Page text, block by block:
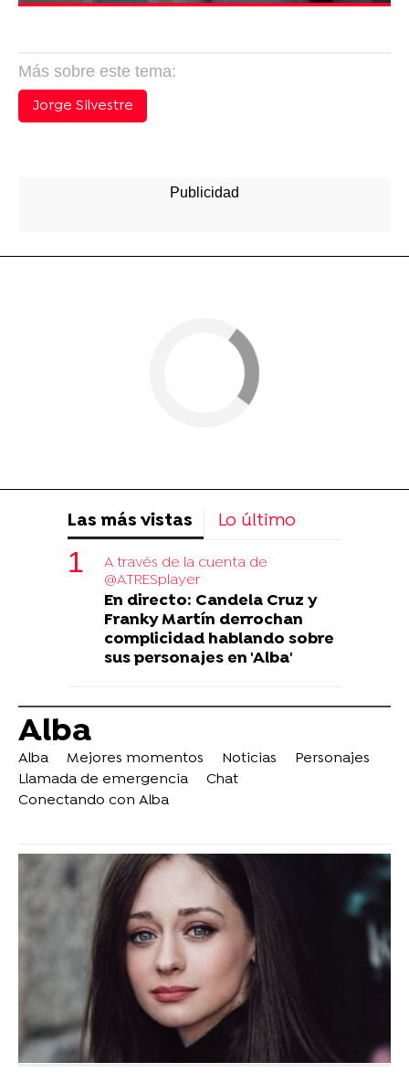
Más sobre este tema:
Jorge Silvestre
Las más vistas Lo último
A través de la cuenta de
@ATRESplayer
En directo: Candela Cruz y
Franky Martín derrochan
complicidad hablando sobre
sus personajes en 'Alba'
Alba
Alba Mejores momentos Noticias
Personajes
Llamada de emergencia
Chat
Conectando con Alba